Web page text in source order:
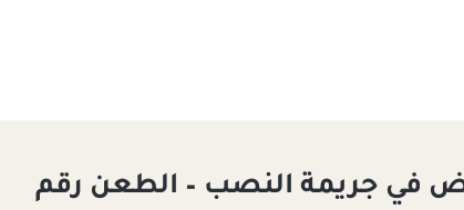
في جريمة النصب – الطعن رقم